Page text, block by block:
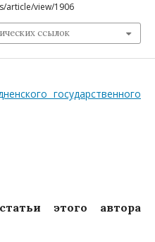
article/view/1906
ссылок
государственного
этого автора